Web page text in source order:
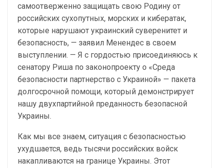
самоотверженно защищать свою Родину от
российских сухопутных, морских и кибератак,
которые нарушают украинский суверенитет и
безопасность, — заявил Менендес в своем
выступлении. — Я с гордостью присоединяюсь к
сенатору Риша по законопроекту о «Среда
безопасности партнерство с Украиной» — пакета
долгосрочной помощи, который демонстрирует
нашу двухпартийной преданность безопасной
Украины.
Как мы все знаем, ситуация с безопасностью
ухудшается, ведь тысячи российских войск
накапливаются на границе Украины. Этот